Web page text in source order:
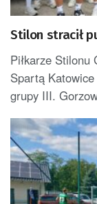
Stilon stracił
Piłkarze
Spartą
grupy III.